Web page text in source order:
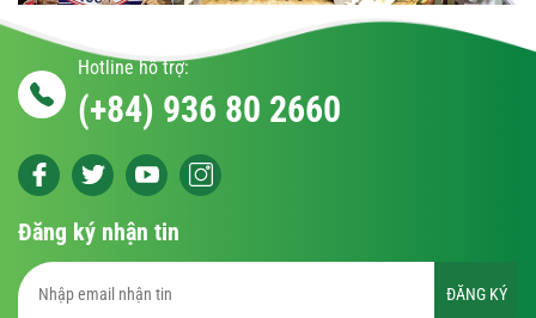
Hotline hỗ trợ:
(+84) 936 80 2660
Đăng ký nhận tin
ĐĂNG KÝ